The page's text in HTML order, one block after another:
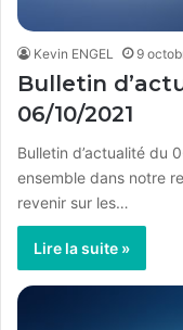
Kevin ENGEL 9
Bulletin
06/10/2021
Bulletin d’actualité du
ensemble dans notre
revenir sur les…
Lire la suite »